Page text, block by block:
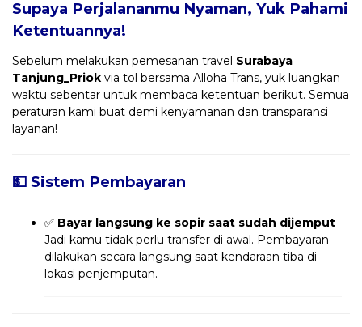
Supaya Perjalananmu Nyaman, Yuk Pahami
Ketentuannya!
Sebelum melakukan pemesanan travel Surabaya
Tanjung_Priok via tol bersama Alloha Trans, yuk luangkan
waktu sebentar untuk membaca ketentuan berikut. Semua
peraturan kami buat demi kenyamanan dan transparansi
layanan!
💵 Sistem Pembayaran
✅ Bayar langsung ke sopir saat sudah dijemput
Jadi kamu tidak perlu transfer di awal. Pembayaran
dilakukan secara langsung saat kendaraan tiba di
lokasi penjemputan.